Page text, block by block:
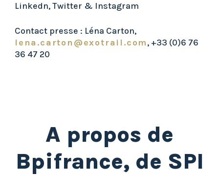
Linkedn, Twitter & Instagram
Contact presse : Léna Carton,
lena.carton@exotrail.com, +33 (0)6 76
36 47 20
A propos de
Bpifrance, de SPI